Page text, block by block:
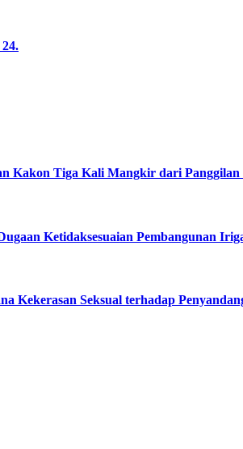
Kakon Tiga Kali Mangkir dari Panggilan
Ketidaksesuaian Pembangunan
Kekerasan Seksual terhadap